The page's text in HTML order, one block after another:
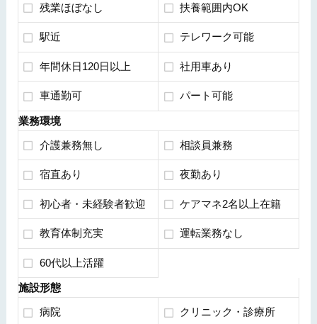
残業ほぼなし 扶養範囲内OK
駅近 テレワーク可能
年間休日120日以上 社用車あり
車通勤可 パート可能
業務環境
介護兼務無し 相談員兼務
宿直あり 夜勤あり
初心者・未経験者歓迎 ケアマネ2名以上在籍
教育体制充実 運転業務なし
60代以上活躍
施設形態
病院 クリニック・診療所